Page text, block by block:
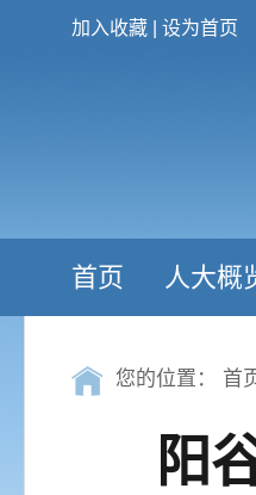
加入收藏 设为首页
首页 人大概
您的位置： 首
阳